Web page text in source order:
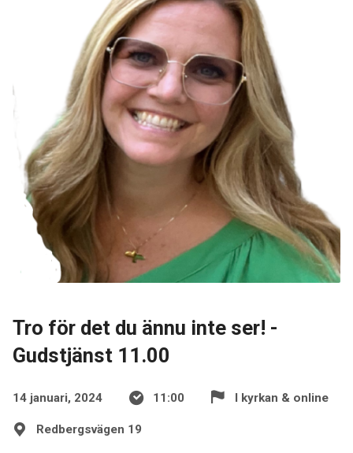
Tro för det du ännu inte ser! -
Gudstjänst 11.00
14 januari, 2024 11:00 I kyrkan & online
Redbergsvägen 19